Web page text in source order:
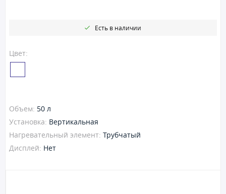
Цвет:
Есть в наличии
Объем: 50 л
Установка: Вертикальная
Нагревательный элемент: Трубчатый
Дисплей: Нет